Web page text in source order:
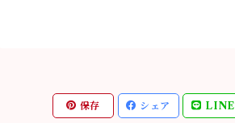
保存 シェア LINE